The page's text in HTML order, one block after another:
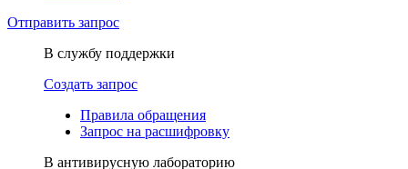
Отправить запрос
В службу поддержки
Создать запрос
Правила обращения
Запрос на расшифровку
В антивирусную лабораторию